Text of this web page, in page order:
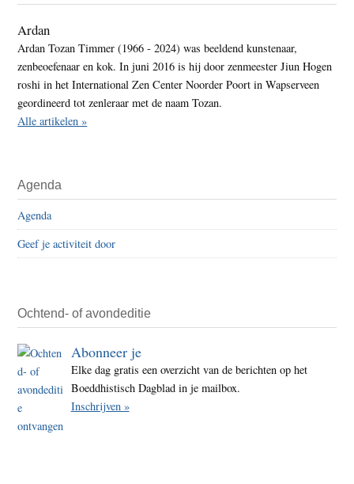
Ardan
Ardan Tozan Timmer (1966 - 2024) was beeldend kunstenaar,
zenbeoefenaar en kok. In juni 2016 is hij door zenmeester Jiun Hogen
roshi in het International Zen Center Noorder Poort in Wapserveen
geordineerd tot zenleraar met de naam Tozan.
Alle artikelen »
Agenda
Agenda
Geef je activiteit door
Ochtend- of avondeditie
Abonneer je
Elke dag gratis een overzicht van de berichten op het
Boeddhistisch Dagblad in je mailbox.
Inschrijven »